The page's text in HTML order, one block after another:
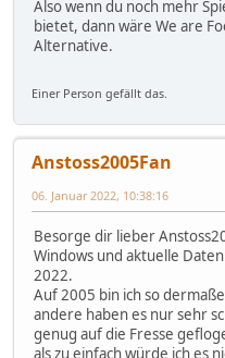
Also wenn du noch mehr
bietet, dann wäre We are
Alternative.
Einer Person gefällt das.
Anstoss2005Fan
06. Januar 2022, 10:38:16
Besorge dir lieber
Windows und aktuelle
2022.
Auf 2005 bin ich so
andere haben es nur sehr
genug auf die Fresse
als zu einfach würde ich es